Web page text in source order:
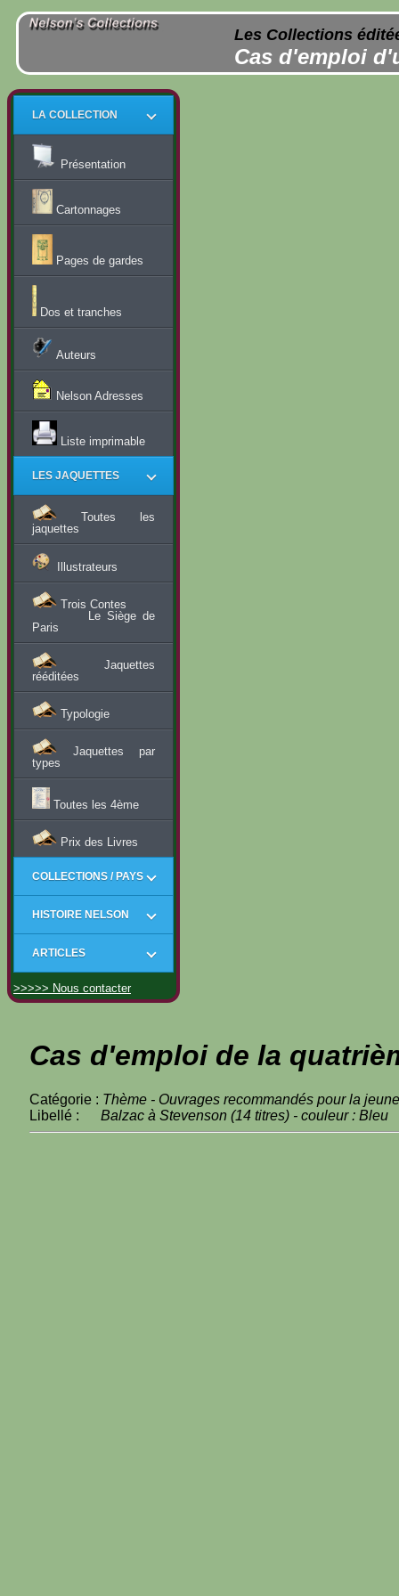
Les Collections
Cas d'emploi
LA COLLECTION
Présentation
Cartonnages
Pages de gardes
Dos et tranches
Auteurs
Nelson Adresses
Liste imprimable
LES JAQUETTES
Toutes les
jaquettes
Illustrateurs
Trois Contes
Le Siège de
Paris
Jaquettes
rééditées
Typologie
Jaquettes par
types
Toutes les 4ème
Prix des Livres
COLLECTIONS / PAYS
HISTOIRE NELSON
ARTICLES
>>>>> Nous contacter
Cas d'emploi de la
Catégorie : Thème - Ouvrages recommandés pour la
Libellé : Balzac à Stevenson (14 titres) - couleur : Bleu